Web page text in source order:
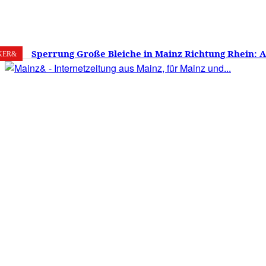
8. August 2026 32.2 Mainz
Sperrung Große Bleiche in Mainz Richtung Rhein:
verwirrt, Mainzer stinksauer – Haben die Mainzer